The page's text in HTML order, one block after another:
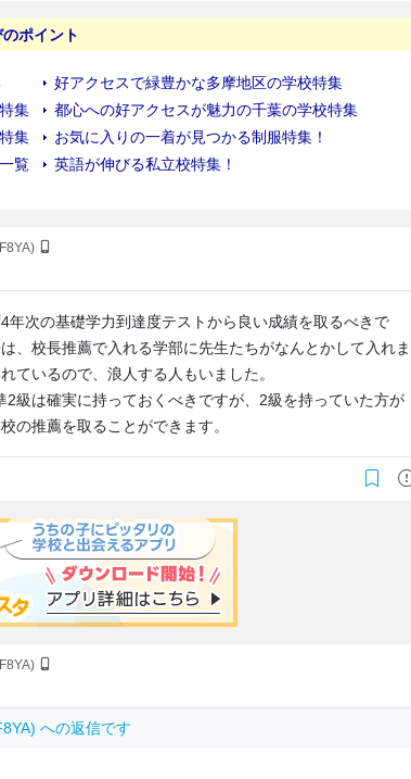
年次の基礎学力到達度テストから良い成績を取るべきで
、校長推薦で入れる学部に先生たちがなんとかして入れま
ているので、浪人する人もいました。
級は確実に持っておくべきですが、2級を持っていた方が
の推薦を取ることができます。
への返信です